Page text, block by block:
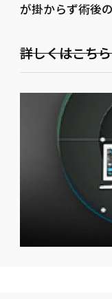
が掛からず術後
詳しくはこちら